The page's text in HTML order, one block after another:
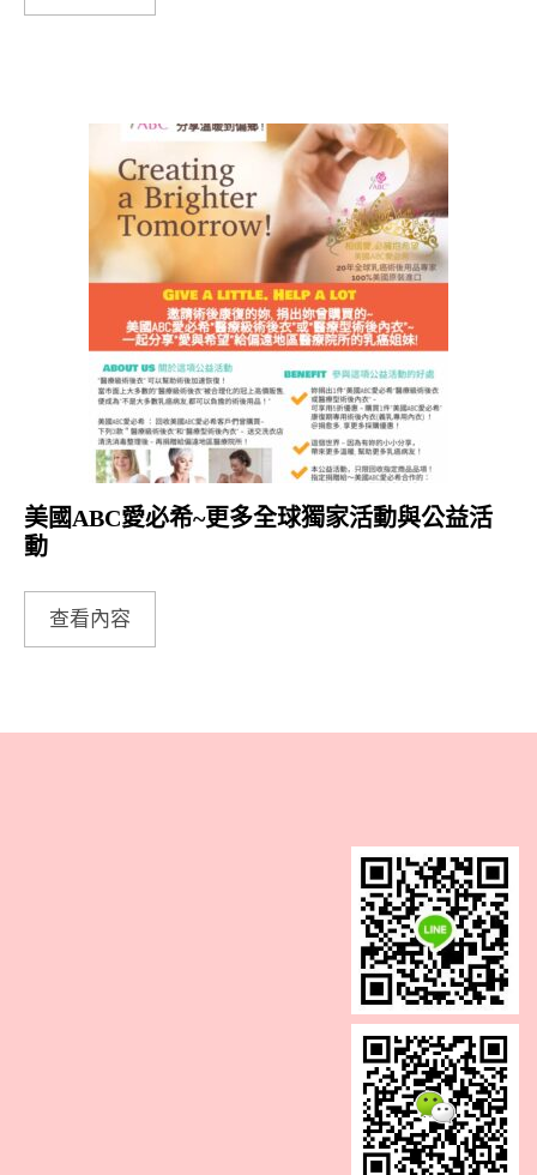
美國ABC愛必希~更多全球獨家活動與公益活
動
查看內容